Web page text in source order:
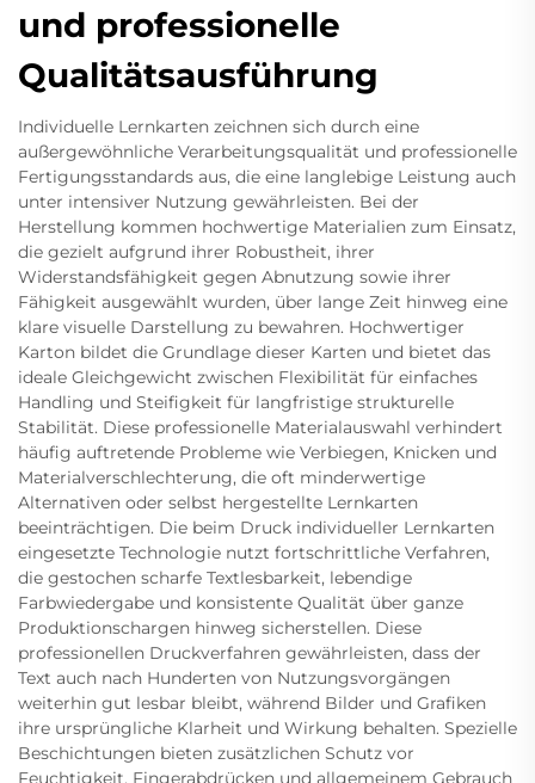
und professionelle
Qualitätsausführung
Individuelle Lernkarten zeichnen sich durch eine
außergewöhnliche Verarbeitungsqualität und professionelle
Fertigungsstandards aus, die eine langlebige Leistung auch
unter intensiver Nutzung gewährleisten. Bei der
Herstellung kommen hochwertige Materialien zum Einsatz,
die gezielt aufgrund ihrer Robustheit, ihrer
Widerstandsfähigkeit gegen Abnutzung sowie ihrer
Fähigkeit ausgewählt wurden, über lange Zeit hinweg eine
klare visuelle Darstellung zu bewahren. Hochwertiger
Karton bildet die Grundlage dieser Karten und bietet das
ideale Gleichgewicht zwischen Flexibilität für einfaches
Handling und Steifigkeit für langfristige strukturelle
Stabilität. Diese professionelle Materialauswahl verhindert
häufig auftretende Probleme wie Verbiegen, Knicken und
Materialverschlechterung, die oft minderwertige
Alternativen oder selbst hergestellte Lernkarten
beeinträchtigen. Die beim Druck individueller Lernkarten
eingesetzte Technologie nutzt fortschrittliche Verfahren,
die gestochen scharfe Textlesbarkeit, lebendige
Farbwiedergabe und konsistente Qualität über ganze
Produktionschargen hinweg sicherstellen. Diese
professionellen Druckverfahren gewährleisten, dass der
Text auch nach Hunderten von Nutzungsvorgängen
weiterhin gut lesbar bleibt, während Bilder und Grafiken
ihre ursprüngliche Klarheit und Wirkung behalten. Spezielle
Beschichtungen bieten zusätzlichen Schutz vor
Feuchtigkeit, Fingerabdrücken und allgemeinem Gebrauch